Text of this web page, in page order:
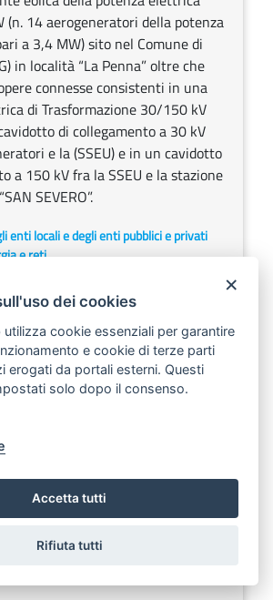
(n. 14 aerogeneratori della potenza
a 3,4 MW) sito nel Comune di
in località “La Penna” oltre che
connesse consistenti in una
di Trasformazione 30/150 kV
di collegamento a 30 kV
e la (SSEU) e in un cavidotto
a 150 kV fra la SSEU e la stazione
SEVERO”.
enti locali e degli enti pubblici e privati
e reti
S.R.L.
Ascolta
sensi dell’art. 8, comma 9, del D.
Procedura Abilitativa
PNRR della potenza
di 2,9 MWp e potenza in AC di 2,5
opere di connessione alla Rete
denominato “Domenico
sito nel Comune di Castellaneta
di avvenuto perfezionamento del
×
dei cookies
cookie essenziali per garantire
e cookie di terze parti
erogati da portali esterni. Questi
solo dopo il consenso.
Accetta tutti
Rifiuta tutti